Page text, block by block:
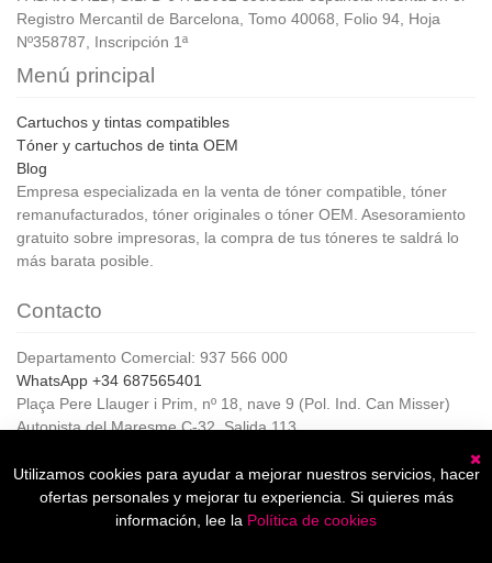
Registro Mercantil de Barcelona, Tomo 40068, Folio 94, Hoja
Nº358787, Inscripción 1ª
Menú principal
Cartuchos y tintas compatibles
Tóner y cartuchos de tinta OEM
Blog
Empresa especializada en la venta de tóner compatible, tóner
remanufacturados, tóner originales o tóner OEM. Asesoramiento
gratuito sobre impresoras, la compra de tus tóneres te saldrá lo
más barata posible.
Contacto
Departamento Comercial: 937 566 000
WhatsApp +34 687565401
Plaça Pere Llauger i Prim, nº 18, nave 9 (Pol. Ind. Can Misser)
Autopista del Maresme C-32, Salida 113
Horario de Atención al cliente:
De lunes a jueves de 8:00 a 17:00,
Viernes de 8:00 a 15:00
Utilizamos cookies para ayudar a mejorar nuestros servicios, hacer
ofertas personales y mejorar tu experiencia. Si quieres más
información, lee la Política de cookies